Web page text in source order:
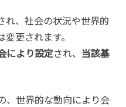
れ、社会の状況や世界的
更されます。
により設定され、 当該基
、世界的な動向により会